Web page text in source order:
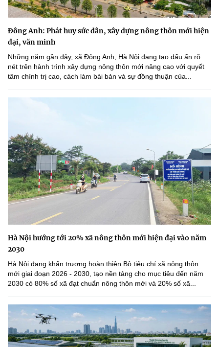
Đông Anh: Phát huy sức dân, xây dựng nông thôn mới hiện
đại, văn minh
Những năm gần đây, xã Đông Anh, Hà Nội đang tạo dấu ấn rõ
nét trên hành trình xây dựng nông thôn mới nâng cao với quyết
tâm chính trị cao, cách làm bài bản và sự đồng thuận của...
Hà Nội hướng tới 20% xã nông thôn mới hiện đại vào năm
2030
Hà Nội đang khẩn trương hoàn thiện Bộ tiêu chí xã nông thôn
mới giai đoạn 2026 - 2030, tạo nền tảng cho mục tiêu đến năm
2030 có 80% số xã đạt chuẩn nông thôn mới và 20% số xã...